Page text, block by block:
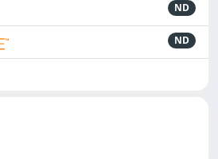
ND
ND